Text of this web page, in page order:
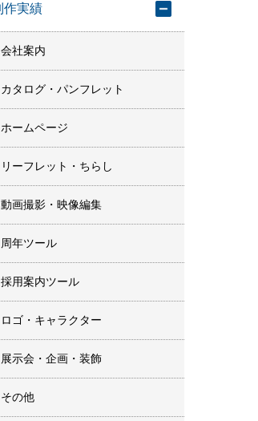
作実績
会社案内
カタログ・パンフレット
ホームページ
リーフレット・ちらし
動画撮影・映像編集
周年ツール
採用案内ツール
ロゴ・キャラクター
展示会・企画・装飾
その他